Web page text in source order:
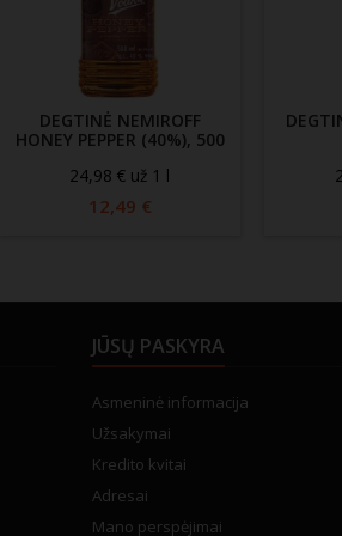
DEGTINĖ NEMIROFF
HONEY PEPPER (40%), 500
24,98 € už 1 l
12,49 €
JŪSŲ PASKYRA
Asmeninė informacija
Užsakymai
Kredito kvitai
Adresai
Mano perspėjimai